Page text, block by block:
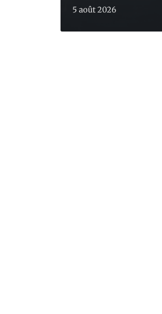
5 août 2026